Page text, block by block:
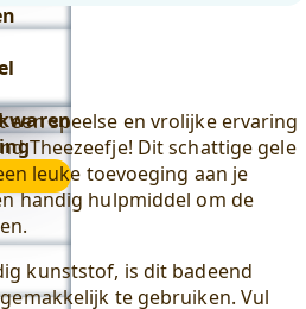
een speelse en vrolijke ervaring
Theezeefje! Dit schattige gele
leuke toevoeging aan je
handig hulpmiddel om de
kunststof, is dit badeend
te gebruiken. Vul